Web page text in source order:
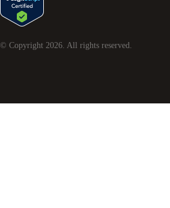
© Copyright 2026 . All rights reserved.